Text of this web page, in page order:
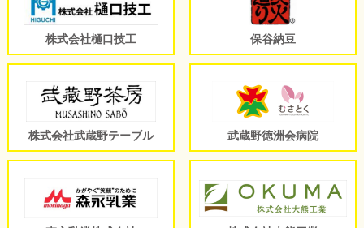
株式会社樋口技工 保谷納豆
株式会社武蔵野テーブル 武蔵野徳洲会病院